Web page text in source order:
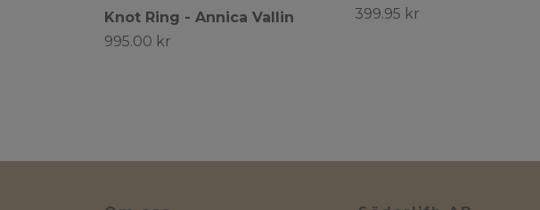
Knot Ring - Annica Vallin
995.00 kr
399.95 kr